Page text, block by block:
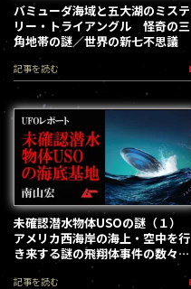
バミューダ海域と五大湖のミステ
リー・トライアングル 怪奇の三
角地帯の謎／世界の新七不思議
記事を読む
未確認潜水物体USOの謎（１）
アメリカ西海岸の海上・空中を行
き来する謎の飛翔体事件の数々／
南山宏
記事を読む